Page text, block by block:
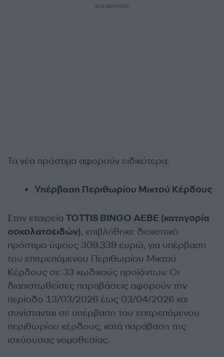
ΔΙΑΦΗΜΙΣΗ
Τα νέα πρόστιμα αφορούν ειδικότερα:
Υπέρβαση Περιθωρίου Μικτού Κέρδους
Στην εταιρεία ΤΟΤΤΙS BINGO AEBE (κατηγορία
σοκολατοειδών), επιβλήθηκε διοικητικό
πρόστιμο ύψους 309.339 ευρώ, για υπέρβαση
του επιτρεπόμενου Περιθωρίου Μικτού
Κέρδους σε 33 κωδικούς προϊόντων. Οι
διαπιστωθείσες παραβάσεις αφορούν την
περίοδο 13/03/2026 έως 03/04/2026 και
συνίστανται σε υπέρβαση του επιτρεπόμενου
περιθωρίου κέρδους, κατά παράβαση της
ισχύουσας νομοθεσίας.